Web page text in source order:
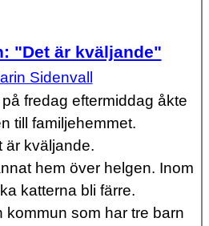
"Det är kväljande"
Sidenvall
fredag eftermiddag åkte
till familjehemmet.
är kväljande.
hem över helgen. Inom
katterna bli färre.
kommun som har tre barn